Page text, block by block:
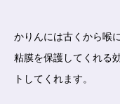
かりんには古くから喉
粘膜を保護してくれる
トしてくれます。